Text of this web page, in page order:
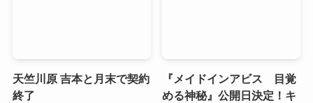
天竺川原 吉本と月末で契約
終了
『メイドインアビス 目覚
める神秘』公開日決定！キ